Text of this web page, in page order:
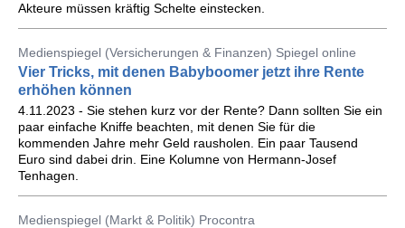
Akteure müssen kräftig Schelte einstecken.
Medienspiegel (Versicherungen & Finanzen) Spiegel online
Vier Tricks, mit denen Babyboomer jetzt ihre Rente
erhöhen können
4.11.2023 - Sie stehen kurz vor der Rente? Dann sollten Sie ein
paar einfache Kniffe beachten, mit denen Sie für die
kommenden Jahre mehr Geld rausholen. Ein paar Tausend
Euro sind dabei drin. Eine Kolumne von Hermann-Josef
Tenhagen.
Medienspiegel (Markt & Politik) Procontra